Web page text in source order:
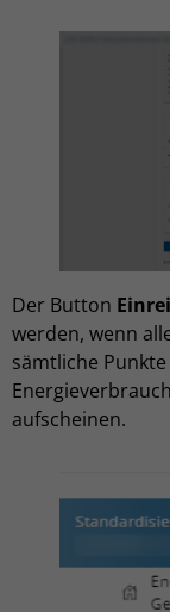
Der Button
werden, wenn
sämtliche
aufscheinen.